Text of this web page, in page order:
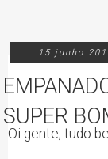
15 junho
SUPER
Oi gente, tudo